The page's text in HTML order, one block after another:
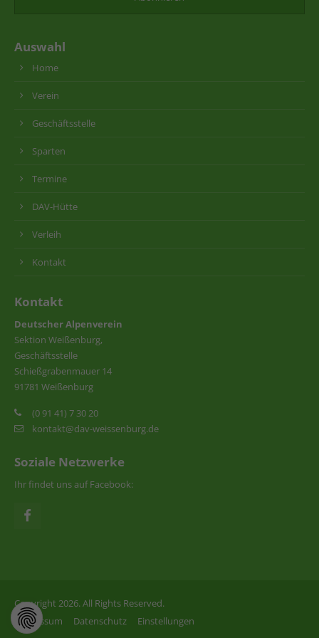
Auswahl
Home
Verein
Geschäftsstelle
Sparten
Termine
DAV-Hütte
Verleih
Kontakt
Kontakt
Deutscher Alpenverein
Sektion Weißenburg,
Geschäftsstelle
Schießgrabenmauer 14
91781 Weißenburg
(0 91 41) 7 30 20
kontakt@dav-weissenburg.de
Soziale Netzwerke
Ihr findet uns auf Facebook:
Copyright 2026. All Rights Reserved.
Impressum
Datenschutz Einstellungen